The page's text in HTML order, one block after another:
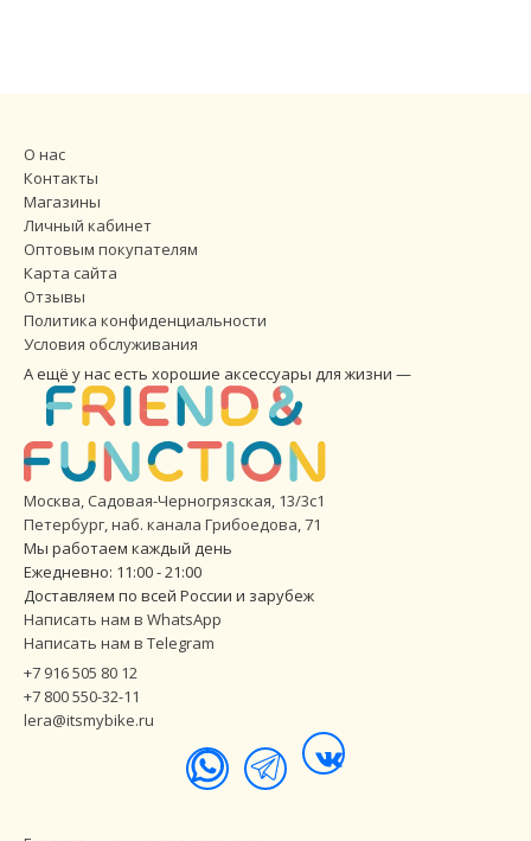
О нас
Контакты
Магазины
Личный кабинет
Оптовым покупателям
Карта сайта
Отзывы
Политика конфиденциальности
Условия обслуживания
А ещё у нас есть хорошие аксессуары для жизни —
Москва, Садовая-Черногрязская, 13/3с1
Петербург,наб. канала Грибоедова, 71
Мы работаем каждый день
Ежедневно: 11:00 - 21:00
Доставляем по всей России и зарубеж
Написать нам в WhatsApp
Написать нам в Telegram
+7 916 505 80 12
+7 800 550-32-11
lera@itsmybike.ru